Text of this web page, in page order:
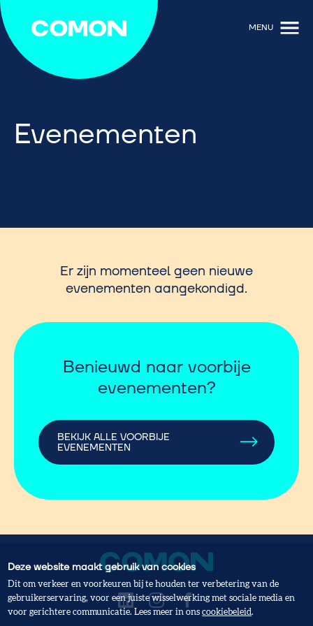
MENU
Evenementen
Er zijn momenteel geen nieuwe
evenementen aangekondigd.
Benieuwd naar voorbije
evenementen?
BEKIJK ALLE VOORBIJE
EVENEMENTEN
Deze website maakt gebruik van cookies
Dit om verkeer en voorkeuren bij te houden ter verbetering van de
gebruikerservaring, voor een juiste wisselwerking met sociale media en
voor gerichtere communicatie. Lees meer in onscookiebeleid.